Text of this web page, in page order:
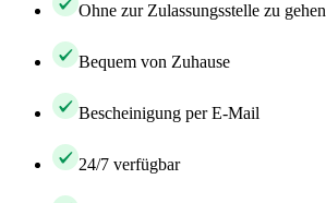
Ohne zur Zulassungsstelle zu gehen
Bequem von Zuhause
Bescheinigung per E-Mail
24/7 verfügbar